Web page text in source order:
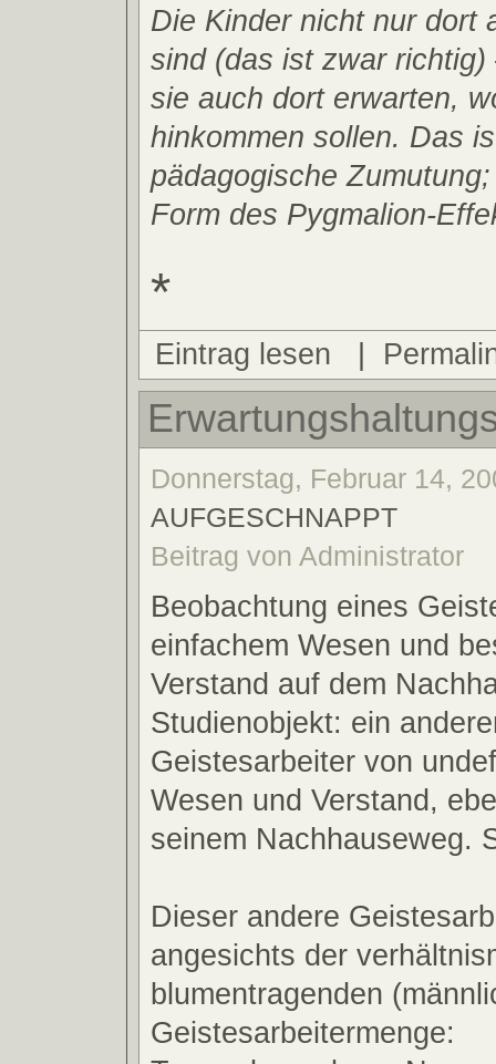
Die Kinder nicht nur dort
sind (das ist zwar richtig)
sie auch dort erwarten,
hinkommen sollen. Das
pädagogische
Form des Pygmalion-
*
Eintrag lesen
Donnerstag, Februar 14,
AUFGESCHNAPPT
Beitrag von Administrator
Beobachtung eines
einfachem Wesen und
Verstand auf dem
Studienobjekt: ein
Geistesarbeiter von
Wesen und Verstand,
seinem Nachhauseweg.
Dieser andere
angesichts der
blumentragenden
Geistesarbeitermenge: